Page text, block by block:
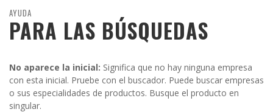
AYUDA
PARA LAS BÚSQUEDAS
No aparece la inicial: Significa que no hay ninguna empresa
con esta inicial. Pruebe con el buscador. Puede buscar empresas
o sus especialidades de productos. Busque el producto en
singular.